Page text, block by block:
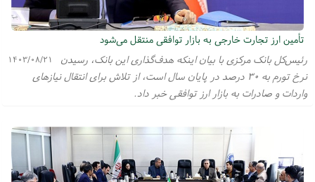
تأمین ارز تجارت خارجی به بازار توافقی منتقل می‌شود
۱۴۰۳/۰۸/۲۱
رئیس‌کل بانک مرکزی با بیان اینکه هدف‌گذاری این بانک، رسیدن
نرخ تورم به ۳۰ درصد در پایان سال است، از تلاش برای انتقال نیازهای
واردات و صادرات به بازار ارز توافقی خبر داد.